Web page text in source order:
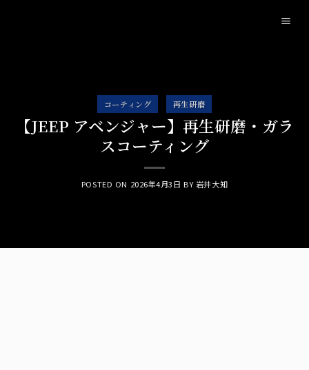
コーティング 再生研磨
【JEEP アベンジャー】再生研磨・ガラ
スコーティング
POSTED ON 2026年4月3日 BY岩井大知